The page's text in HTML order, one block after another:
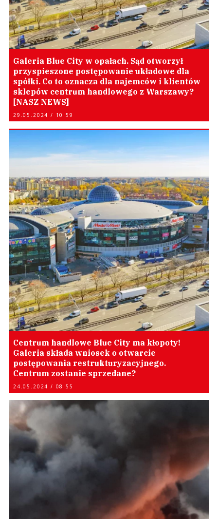
Galeria Blue City w opałach. Sąd otworzył
przyspieszone postępowanie układowe dla
spółki. Co to oznacza dla najemców i klientów
sklepów centrum handlowego z Warszawy?
[NASZ NEWS]
29.05.2024 / 10:59
Centrum handlowe Blue City ma kłopoty!
Galeria składa wniosek o otwarcie
postępowania restrukturyzacyjnego.
Centrum zostanie sprzedane?
24.05.2024 / 08:55